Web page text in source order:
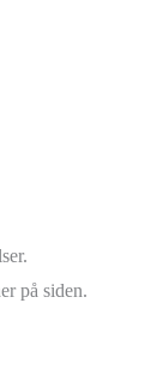
på siden.